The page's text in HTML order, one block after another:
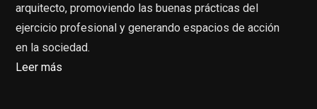
arquitecto, promoviendo las buenas prácticas del
ejercicio profesional y generando espacios de acción
en la sociedad.
Leer más